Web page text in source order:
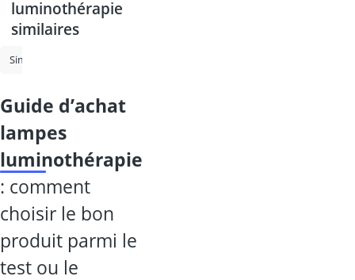
luminothérapie
similaires
Simulateur d'aube
guide d’achat
lampes
luminothérapie
: comment
choisir le bon
produit parmi le
test ou le